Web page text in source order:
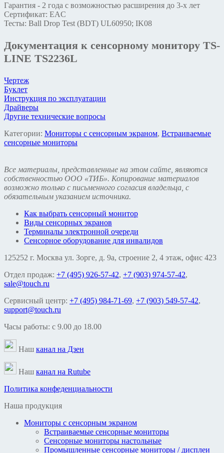
Гарантия - 2 года с возможностью расширения до 3-х лет
Сертификат: EAC
Тесты: Ball Drop Test (BDT) UL60950; IK08
Документация к сенсорному монитору TS-
LINE TS2236L
Чертеж
Буклет
Инструкция по эксплуатации
Драйверы
Другие технические вопросы
Категории: Мониторы с сенсорным экраном, Встраиваемые
сенсорные мониторы
Все материалы, представленные на этом сайте, являются
собственностью ООО «ТИБ». Копирование материалов
возможно только с письменного согласия владельца, с
обязательным указанием источника.
Как выбрать сенсорный монитор
Виды сенсорных экранов
Терминалы электронной очереди
Сенсорное оборудование для инвалидов
125252 г. Москва ул. Зорге, д. 9а, строение 2, 4 этаж, офис 423
Отдел продаж: +7 (495) 926-57-42, +7 (903) 974-57-42,
sale@touch.ru
Сервисный центр: +7 (495) 984-71-69, +7 (903) 549-57-42,
support@touch.ru
Часы работы: c 9.00 до 18.00
Наш канал на Дзен
Наш канал на Rutube
Политика конфеденциальности
Наша продукция
Мониторы с сенсорным экраном
Встраиваемые сенсорные мониторы
Сенсорные мониторы настольные
Промышленные сенсорные мониторы / дисплеи